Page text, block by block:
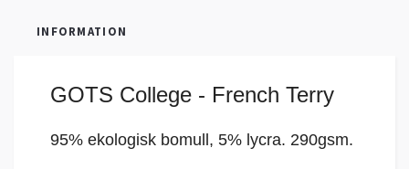
INFORMATION
GOTS College - French Terry
95% ekologisk bomull, 5% lycra. 290gsm.